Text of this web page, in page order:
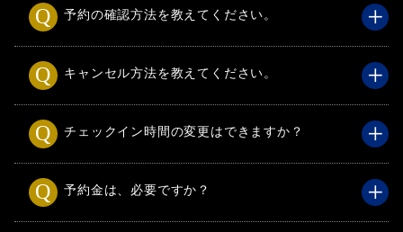
予約の確認方法を教えてください。
キャンセル方法を教えてください。
チェックイン時間の変更はできますか？
予約金は、必要ですか？